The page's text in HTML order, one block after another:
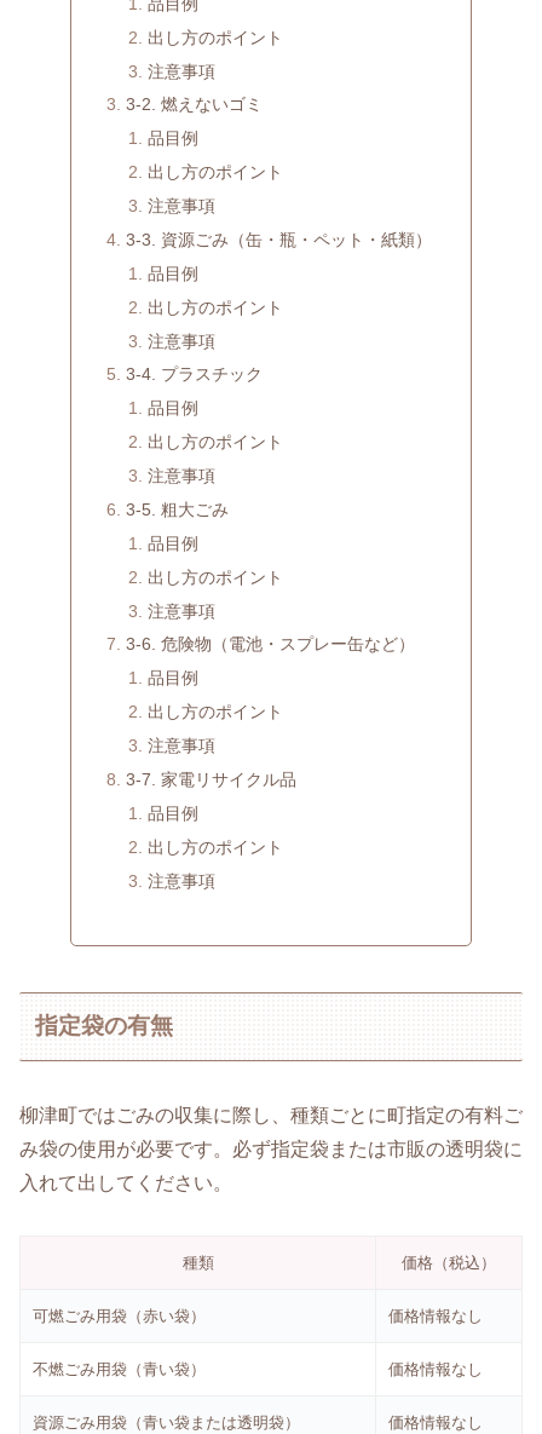
出し方のポイント
注意事項
3-2. 燃えないゴミ
品目例
出し方のポイント
注意事項
3-3. 資源ごみ（缶・瓶・ペット・紙類）
品目例
出し方のポイント
注意事項
3-4. プラスチック
品目例
出し方のポイント
注意事項
3-5. 粗大ごみ
品目例
出し方のポイント
注意事項
3-6. 危険物（電池・スプレー缶など）
品目例
出し方のポイント
注意事項
3-7. 家電リサイクル品
品目例
出し方のポイント
注意事項
指定袋の有無
柳津町ではごみの収集に際し、種類ごとに町指定の有料ご
み袋の使用が必要です。必ず指定袋または市販の透明袋に
入れて出してください。
種類 価格（税込）
可燃ごみ用袋（赤い袋） 価格情報なし
不燃ごみ用袋（青い袋） 価格情報なし
資源ごみ用袋（青い袋または透明袋） 価格情報なし